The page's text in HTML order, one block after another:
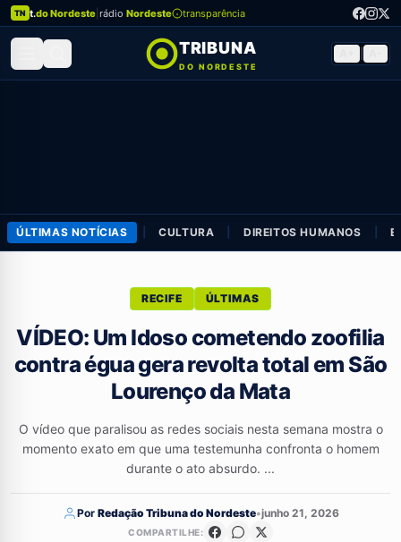
TN t.do Nordeste rádio Nordeste transparência
TRIBUNA
DO NORDESTE
ÚLTIMAS NOTÍCIAS CULTURA DIREITOS HUMANOS
RECIFE ÚLTIMAS
VÍDEO: Um Idoso cometendo zoofilia
contra égua gera revolta total em São
Lourenço da Mata
O vídeo que paralisou as redes sociais nesta semana mostra o
momento exato em que uma testemunha confronta o homem
durante o ato absurdo. ...
Por Redação Tribuna do Nordeste•junho 21, 2026
COMPARTILHE: